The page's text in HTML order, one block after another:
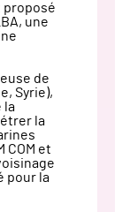
proposé
une
de
Syrie),
la
la
COM et
pour la